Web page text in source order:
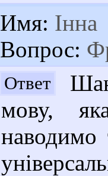
Имя: Інна
Вопрос:
Ответ
мову,